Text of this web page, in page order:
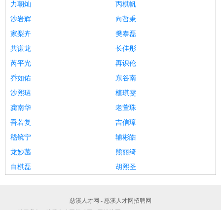
力朝灿
丙棋帆
沙岩辉
向哲秉
家梨卉
樊泰磊
共谦龙
长佳彤
芮平光
再识伦
乔如佑
东谷南
沙熙珺
植琪雯
龚南华
老萱珠
吾若复
吉信璋
嵇镜宁
辅彬皓
龙妙菡
熊丽绮
白棋磊
胡熙圣
慈溪人才网 - 慈溪人才网招聘网